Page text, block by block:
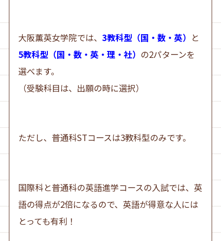
大阪薫英女学院では、 3教科型（国・数・英） と
5教科型（国・数・英・理・社） の2パターンを
選べます。
（受験科目は、出願の時に選択）
ただし、普通科STコースは3教科型のみです。
国際科と普通科の英語進学コースの入試では、英
語の得点が2倍になるので、英語が得意な人には
とっても有利！